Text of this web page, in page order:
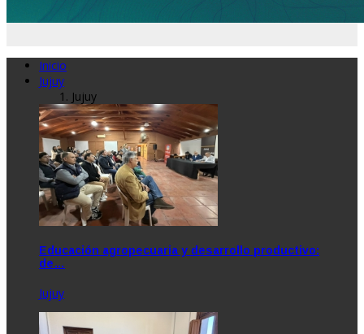
Inicio
Jujuy
Jujuy
Educación agropecuaria y desarrollo productivo:
de…
Jujuy